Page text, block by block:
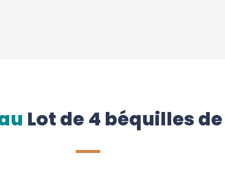
Lot de 4 béquilles